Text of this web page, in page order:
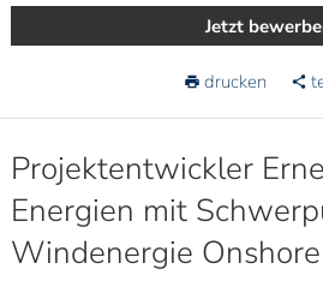
Jetzt
drucken
Projektentwickler
Energien mit
Windenergie